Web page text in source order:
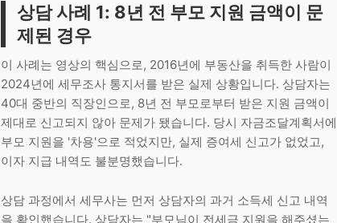
상담 사례 1: 8년 전 부모 지원 금액이 문
제된 경우
이 사례는 영상의 핵심으로, 2016년에 부동산을 취득한 사람이
2024년에 세무조사 통지서를 받은 실제 상황입니다. 상담자는
40대 중반의 직장인으로, 8년 전 부모로부터 받은 지원 금액이
제대로 신고되지 않아 문제가 됐습니다. 당시 자금조달계획서에
부모 지원을 '차용'으로 적었지만, 실제 증여세 신고가 없었고,
이자 지급 내역도 불분명했습니다.
상담 과정에서 세무사는 먼저 상담자의 과거 소득세 신고 내역
을 확인했습니다. 상담자는 "부모님이 전세금 지원을 해주셨는